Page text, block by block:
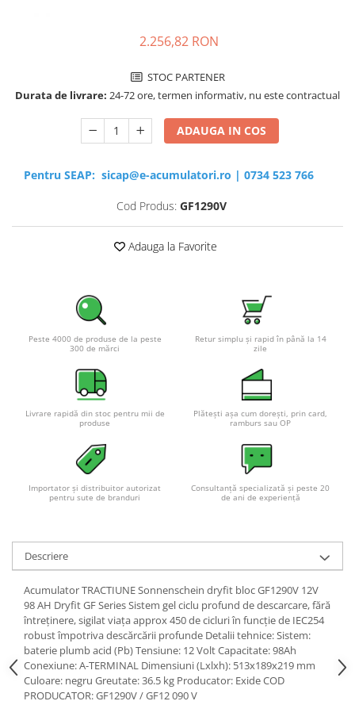
Redresoare, incarcatoare si testere
Redresoare auto, moto, barci si
stationare
2.256,82 RON
STOC PARTENER
Durata de livrare: 24-72 ore, termen informativ, nu este contractual
ADAUGA IN COS
Pentru SEAP: sicap@e-acumulatori.ro | 0734 523 766
Cod Produs: GF1290V
Adauga la Favorite
Peste 4000 de produse de la peste
300 de mărci
Retur simplu și rapid în până la 14
zile
Livrare rapidă din stoc pentru mii de
produse
Plătești așa cum dorești, prin card,
ramburs sau OP
Importator și distribuitor autorizat
pentru sute de branduri
Consultanță specializată și peste 20
de ani de experiență
Descriere
Acumulator TRACTIUNE Sonnenschein dryfit bloc GF1290V 12V
98 AH Dryfit GF Series Sistem gel ciclu profund de descarcare, fără
întreținere, sigilat viața approx 450 de cicluri în funcție de IEC254
robust împotriva descărcării profunde Detalii tehnice: Sistem:
baterie plumb acid (Pb) Tensiune: 12 Volt Capacitate: 98Ah
Conexiune: A-TERMINAL Dimensiuni (Lxlxh): 513x189x219 mm
Culoare: negru Greutate: 36.5 kg Producator: Exide COD
PRODUCATOR: GF1290V / GF12 090 V